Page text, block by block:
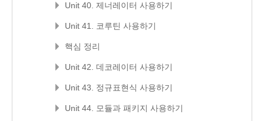
Unit 40. 제너레이터 사용하기
Unit 41. 코루틴 사용하기
핵심 정리
Unit 42. 데코레이터 사용하기
Unit 43. 정규표현식 사용하기
Unit 44. 모듈과 패키지 사용하기